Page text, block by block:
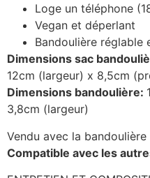
Loge un téléphone
Vegan et déperlant
Bandoulière réglable
Dimensions sac
12cm (largeur) x 8,5cm
Dimensions bandoulière:
3,8cm (largeur)
Vendu avec la
Compatible avec les